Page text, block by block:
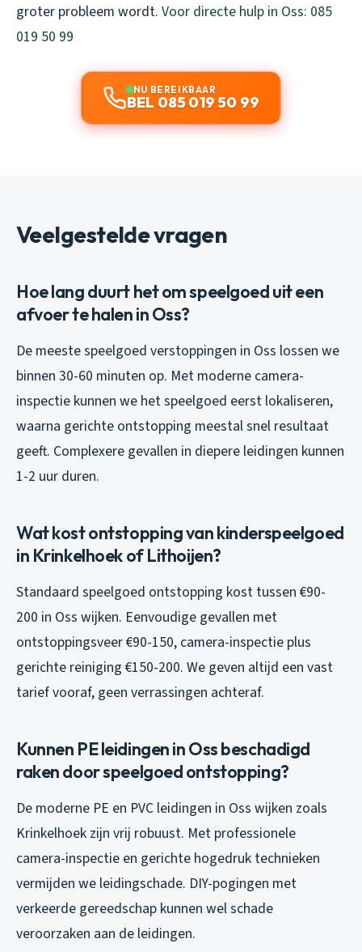
groter probleem wordt. Voor directe hulp in Oss: 085
019 50 99
NU BEREIKBAAR
BEL 085 019 50 99
Veelgestelde vragen
Hoe lang duurt het om speelgoed uit een
afvoer te halen in Oss?
De meeste speelgoed verstoppingen in Oss lossen we
binnen 30-60 minuten op. Met moderne camera-
inspectie kunnen we het speelgoed eerst lokaliseren,
waarna gerichte ontstopping meestal snel resultaat
geeft. Complexere gevallen in diepere leidingen kunnen
1-2 uur duren.
Wat kost ontstopping van kinderspeelgoed
in Krinkelhoek of Lithoijen?
Standaard speelgoed ontstopping kost tussen €90-
200 in Oss wijken. Eenvoudige gevallen met
ontstoppingsveer €90-150, camera-inspectie plus
gerichte reiniging €150-200. We geven altijd een vast
tarief vooraf, geen verrassingen achteraf.
Kunnen PE leidingen in Oss beschadigd
raken door speelgoed ontstopping?
De moderne PE en PVC leidingen in Oss wijken zoals
Krinkelhoek zijn vrij robuust. Met professionele
camera-inspectie en gerichte hogedruk technieken
vermijden we leidingschade. DIY-pogingen met
verkeerde gereedschap kunnen wel schade
veroorzaken aan de leidingen.